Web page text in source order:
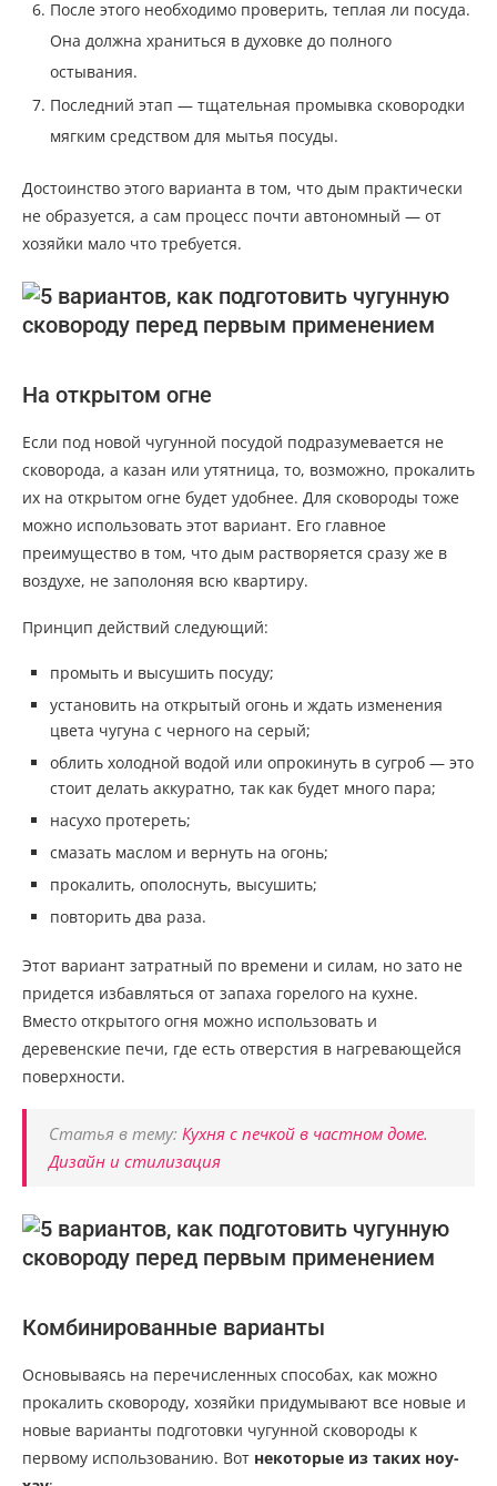
После этого необходимо проверить, теплая ли посуда.
Она должна храниться в духовке до полного
остывания.
Последний этап — тщательная промывка сковородки
мягким средством для мытья посуды.
Достоинство этого варианта в том, что дым практически
не образуется, а сам процесс почти автономный — от
хозяйки мало что требуется.
На открытом огне
Если под новой чугунной посудой подразумевается не
сковорода, а казан или утятница, то, возможно, прокалить
их на открытом огне будет удобнее. Для сковороды тоже
можно использовать этот вариант. Его главное
преимущество в том, что дым растворяется сразу же в
воздухе, не заполоняя всю квартиру.
Принцип действий следующий:
промыть и высушить посуду;
установить на открытый огонь и ждать изменения
цвета чугуна с черного на серый;
облить холодной водой или опрокинуть в сугроб — это
стоит делать аккуратно, так как будет много пара;
насухо протереть;
смазать маслом и вернуть на огонь;
прокалить, ополоснуть, высушить;
повторить два раза.
Этот вариант затратный по времени и силам, но зато не
придется избавляться от запаха горелого на кухне.
Вместо открытого огня можно использовать и
деревенские печи, где есть отверстия в нагревающейся
поверхности.
Статья в тему: Кухня с печкой в частном доме.
Дизайн и стилизация
Комбинированные варианты
Основываясь на перечисленных способах, как можно
прокалить сковороду, хозяйки придумывают все новые и
новые варианты подготовки чугунной сковороды к
первому использованию. Вот некоторые из таких ноу-